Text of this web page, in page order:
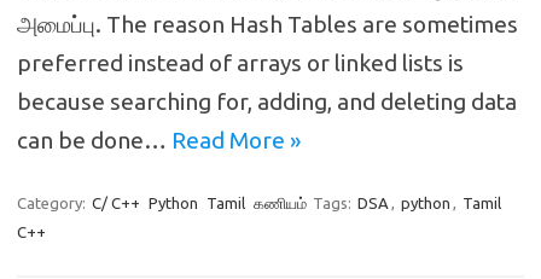
அமைப்பு. The reason Hash Tables are sometimes
preferred instead of arrays or linked lists is
because searching for, adding, and deleting data
can be done… Read More »
Category: C/ C++ Python Tamil கணியம் Tags: DSA , python , Tamil
C++